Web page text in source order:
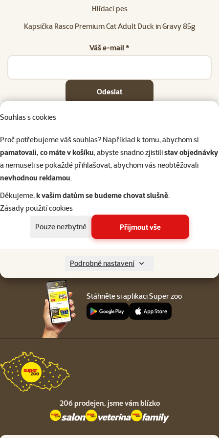
Souhlas s cookies
Proč potřebujeme váš souhlas? Například k tomu, abychom si
pamatovali, co máte v košíku, abyste snadno zjistilistav objednávky
a nemuseli se pokaždé přihlašovat, abychom vás neobtěžovali
nevhodnou reklamou.
Děkujeme,k vašim datům se budeme chovat slušně.
Zásady použití cookies
Pouze nezbytné
Přijmout vše
Podrobné nastavení
Hlídací pes
Kapsička Rasco Premium Cat Adult Duck in Gravy 85g
Váš e-mail *
Odeslat
Napište nám
eshop@superzoo.cz
321 000 180
Po–Pá 7:00 – 18:00
Online chat
nebo
206 prodejen
Menu v patičce
Pro zákazníky
Stáhněte si aplikaci Super zoo
206 prodejen, jsme vám blízko